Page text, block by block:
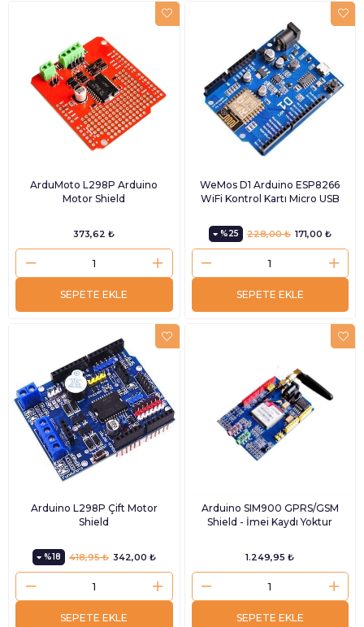
ArduMoto L298P Arduino
Motor Shield
373,62 ₺
SEPETE EKLE
WeMos D1 Arduino ESP8266
WiFi Kontrol Kartı Micro USB
%25 171,00 ₺
228,00 ₺
SEPETE EKLE
Arduino L298P Çift Motor
Shield
%18 342,00 ₺
418,95 ₺
SEPETE EKLE
Arduino SIM900 GPRS/GSM
Shield - İmei Kaydı Yoktur
1.249,95 ₺
SEPETE EKLE